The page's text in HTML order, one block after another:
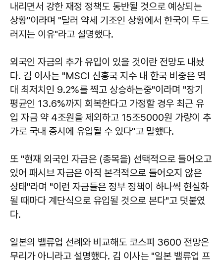
내리면서 강한 재정 정책도 동반될 것으로 예상되는
상황"이라며 "달러 약세 기조인 상황에서 한국이 두드
러지는 이유"라고 설명했다.
외국인 자금의 추가 유입이 있을 것이란 전망도 내놨
다. 김 이사는 "MSCI 신흥국 지수 내 한국 비중은 역
대 최저치인 9.2%를 찍고 상승하는중"이라며 "장기
평균인 13.6%까지 회복한다고 가정할 경우 최근 유
입 자금 약 4조원을 제외하고 15조5000원 가량이 추
가로 국내 증시에 유입될 수 있다"고 말했다.
또 "현재 외국인 자금은 (종목을) 선택적으로 들어오고
있어 패시브 자금은 아직 본격적으로 들어오지 않은
상태"라며 "이런 자금들은 정부 정책이 하나씩 현실화
될 때마다 계단식으로 유입될 것으로 본다"고 덧붙였
다.
일본의 밸류업 선례와 비교해도 코스피 3600 전망은
무리가 아니라고 설명했다. 김 이사는 "일본 밸류업 프